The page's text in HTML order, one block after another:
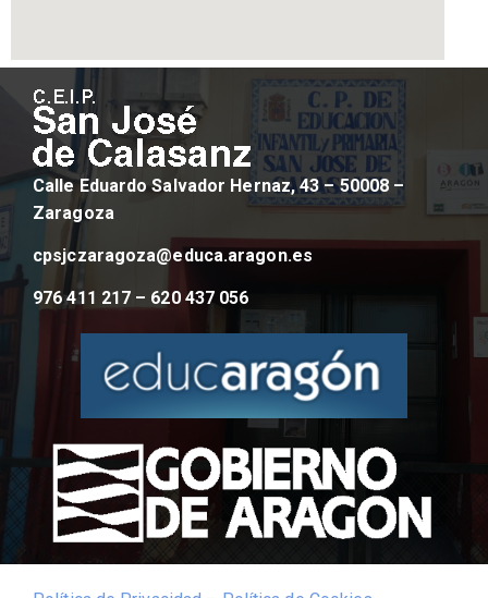
Calle Eduardo Salvador Hernaz, 43 – 50008 –
Zaragoza
cpsjczaragoza@educa.aragon.es
976 411 217 – 620 437 056